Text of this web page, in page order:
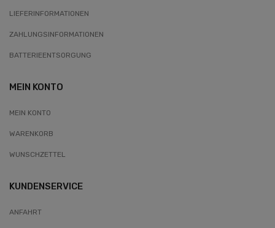
LIEFERINFORMATIONEN
ZAHLUNGSINFORMATIONEN
BATTERIEENTSORGUNG
MEIN KONTO
MEIN KONTO
WARENKORB
WUNSCHZETTEL
KUNDENSERVICE
ANFAHRT